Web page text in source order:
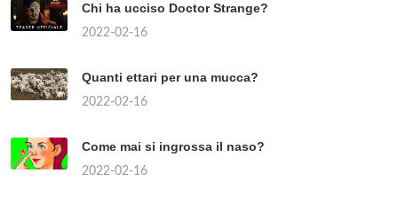
Chi ha ucciso Doctor Strange?
2022-02-16
Quanti ettari per una mucca?
2022-02-16
Come mai si ingrossa il naso?
2022-02-16